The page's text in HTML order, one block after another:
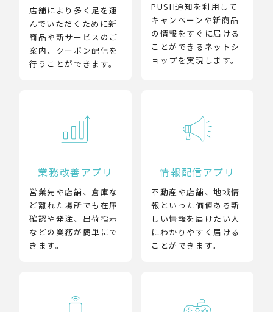
店舗により多く足を運
んでいただくために新
商品や新サービスのご
案内、クーポン配信を
行うことができます。
PUSH通知を利用して
キャンペーンや新商品
の情報をすぐに届ける
ことができるネットシ
ョップを実現します。
業務改善アプリ
営業先や店舗、倉庫な
ど離れた場所でも在庫
確認や発注、出荷指示
などの業務が簡単にで
きます。
情報配信アプリ
不動産や店舗、地域情
報といった価値ある新
しい情報を届けたい人
にわかりやすく届ける
ことができます。